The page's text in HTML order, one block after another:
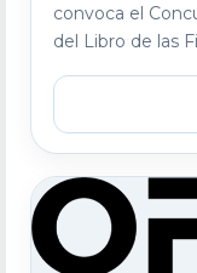
convoca el
del Libro de las